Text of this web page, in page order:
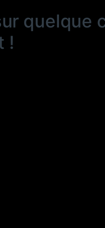
quelque
!